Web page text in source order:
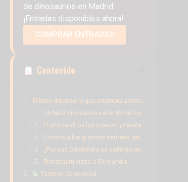
de dinosaurios en Madrid.
¡Entradas disponibles ahora!
COMPRAR ENTRADAS
Contenido
El bebé dinosaurio que enamora a todos los niños en Dinolandia
Un bebé dinosaurio saliendo del huevo: la estrella del parque
El photocall de los huevos: ¡métete dentro y asoma la cabeza!
Conoce a los grandes señores del Jurásico
¿Por qué Dinolandia es perfecto para los amantes de los dinosaurios?
Planifica tu visita a Dinolandia
También te interesa